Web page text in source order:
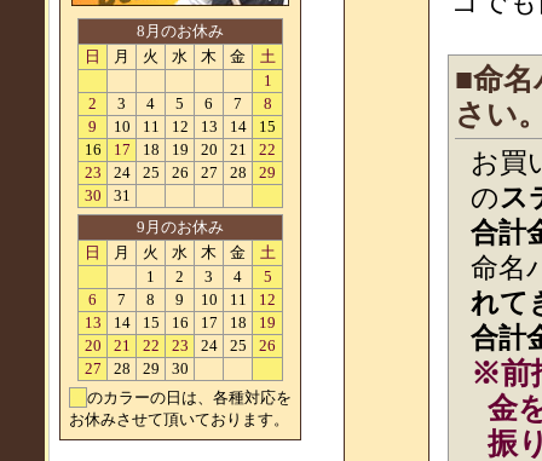
8月のお休み
日
月 火 水 木 金
土
1
2
3 4 5 6 7
8
9
10 11 12 13 14
15
16
17 18 19 20 21
22
23
24 25 26 27 28
29
30
31
9月のお休み
日
月 火 水 木 金
土
1
2 3 4
5
6
7 8 9 10 11
12
13
14 15 16 17 18
19
20
21 22 23 24 25
26
27
28 29
30
のカラーの日は、各種対応を
お休みさせて頂いております。
■命
さい
お買
のス
合計
命名
れて
合計
※前
金
振